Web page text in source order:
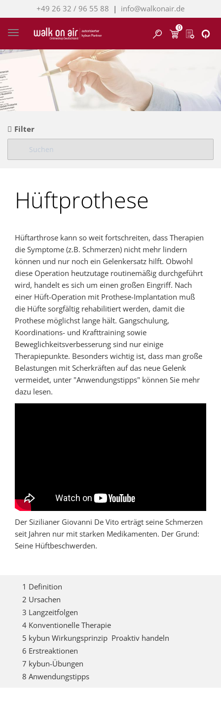
+49 26 32 / 96 55 88 | info@walkonair.de
Toggle navigation Finden
0
Filter
Hüftprothese
Hüftarthrose kann so weit fortschreiten, dass Therapien
die Symptome (z.B. Schmerzen) nicht mehr lindern
können und nur noch ein Gelenkersatz hilft. Obwohl
diese Operation heutzutage routinemäßig durchgeführt
wird, handelt es sich um einen großen Eingriff. Nach
einer Hüft-Operation mit Prothese-Implantation muß
die Hüfte sorgfältig rehabilitiert werden, damit die
Prothese möglichst lange hält. Gangschulung,
Koordinations- und Krafttraining sowie
Beweglichkeitsverbesserung sind nur einige
Therapiepunkte. Besonders wichtig ist, dass man große
Belastungen mit Scherkräften auf das neue Gelenk
vermeidet, unter "Anwendungstipps" können Sie mehr
dazu lesen.
Der Sizilianer Giovanni De Vito erträgt seine Schmerzen
seit Jahren nur mit starken Medikamenten. Der Grund:
Seine Hüftbeschwerden.
1 Definition
2 Ursachen
3 Langzeitfolgen
4 Konventionelle Therapie
5 kybun Wirkungsprinzip  Proaktiv handeln
6 Erstreaktionen
7 kybun-Übungen
8 Anwendungstipps